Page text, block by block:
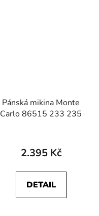
Pánská mikina Monte
Carlo 86515 233 235
2.395 Kč
DETAIL